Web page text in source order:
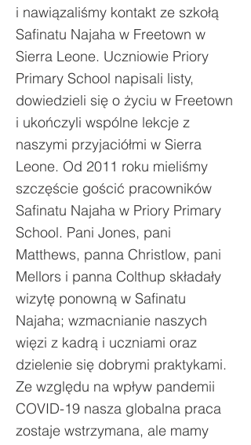
i nawiązaliśmy kontakt ze szkołą
Safinatu Najaha w Freetown w
Sierra Leone. Uczniowie Priory
Primary School napisali listy,
dowiedzieli się o życiu w Freetown
i ukończyli wspólne lekcje z
naszymi przyjaciółmi w Sierra
Leone. Od 2011 roku mieliśmy
szczęście gościć pracowników
Safinatu Najaha w Priory Primary
School. Pani Jones, pani
Matthews, panna Christlow, pani
Mellors i panna Colthup składały
wizytę ponowną w Safinatu
Najaha; wzmacnianie naszych
więzi z kadrą i uczniami oraz
dzielenie się dobrymi praktykami.
Ze względu na wpływ pandemii
COVID-19 nasza globalna praca
zostaje wstrzymana, ale mamy